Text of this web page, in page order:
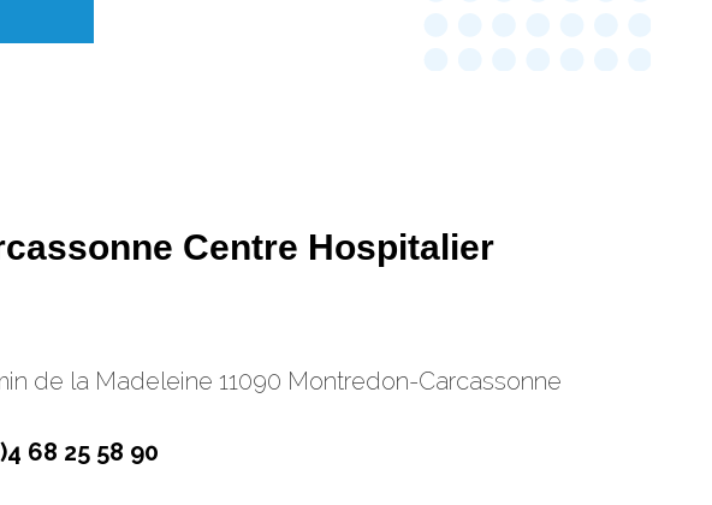
Centre Hospitalier
de la Madeleine 11090 Montredon-Carcassonne
68 25 58 90